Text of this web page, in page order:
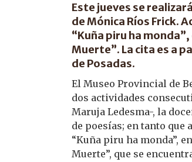
Este jueves se
de Mónica Ríos Frick.
“Kuña piru ha
Muerte”. La cita es a
de Posadas.
El Museo Provincial de
dos actividades
Maruja Ledesma-, la
de poesías; en tanto
“Kuña piru ha monda”,
Muerte”, que se